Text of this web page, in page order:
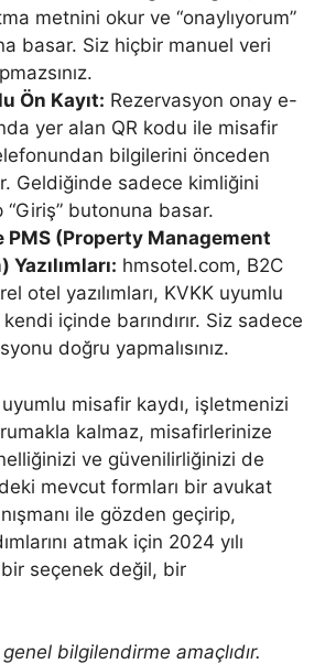
metnini okur ve “onaylıyorum”
basar. Siz hiçbir manuel veri
Ön Kayıt: Rezervasyon onay e-
yer alan QR kodu ile misafir
bilgilerini önceden
Geldiğinde sadece kimliğini
“Giriş” butonuna basar.
PMS (Property Management
Yazılımları: hmsotel.com, B2C
otel yazılımları, KVKK uyumlu
kendi içinde barındırır. Siz sadece
doğru yapmalısınız.
uyumlu misafir kaydı, işletmenizi
kalmaz, misafirlerinize
ve güvenilirliğinizi de
mevcut formları bir avukat
ile gözden geçirip,
atmak için 2024 yılı
seçenek değil, bir
genel bilgilendirme amaçlıdır.